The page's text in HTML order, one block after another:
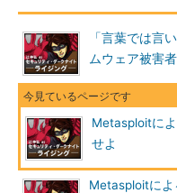
サーバーに接続すると以
［Edit］メニューから［
「言葉では言
ムウェア被害
Metasploitに
せよ
Metasploitに